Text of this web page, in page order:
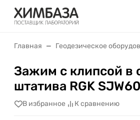
Главная Геодезическое
Зажим с клипсой в
штатива RGK SJW60
В избранное К сравнению